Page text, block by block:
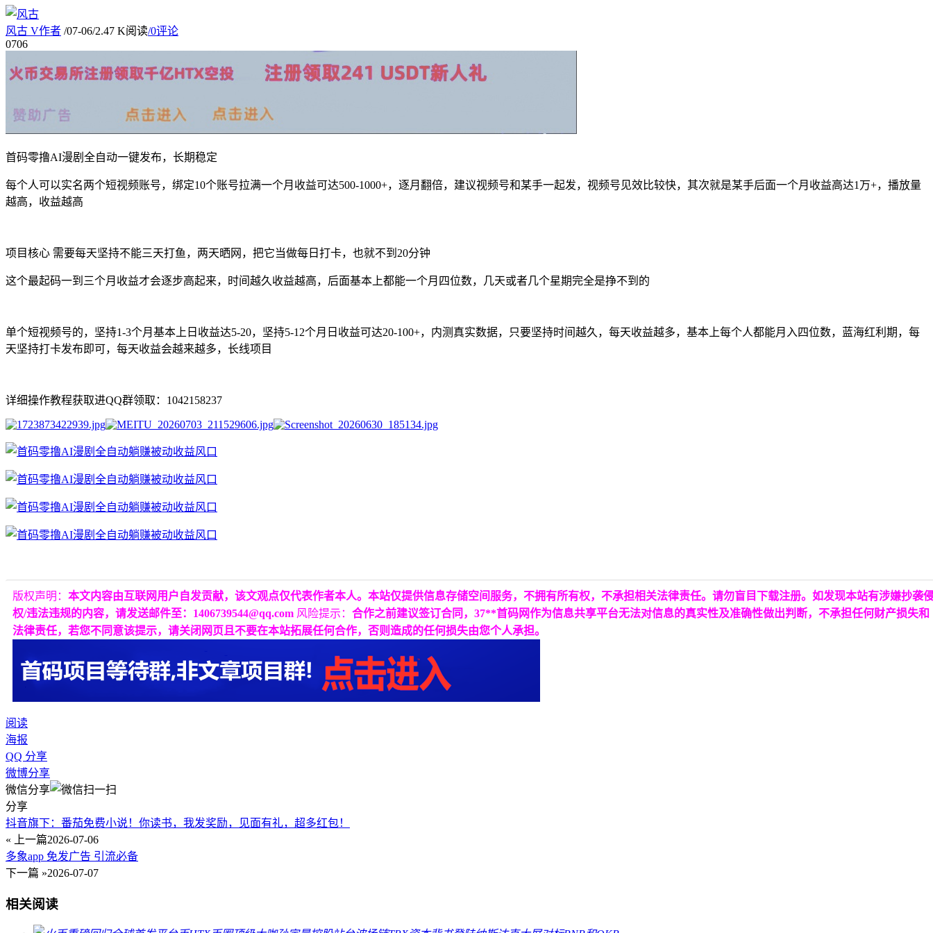
风古 V作者 /07-06/2.47 K阅读/0评论
0706
首码零撸AI漫剧全自动一键发布，长期稳定
每个人可以实名两个短视频账号，绑定10个账号拉满一个月收益可达500-1000+，逐月翻倍，建议视频号和某手一起发，视频号见效比较快，其次就是某手后面一个月收益高达1万+，播放量
越高，收益越高
项目核心 需要每天坚持不能三天打鱼，两天晒网，把它当做每日打卡，也就不到20分钟
这个最起码一到三个月收益才会逐步高起来，时间越久收益越高，后面基本上都能一个月四位数，几天或者几个星期完全是挣不到的
单个短视频号的，坚持1-3个月基本上日收益达5-20，坚持5-12个月日收益可达20-100+，内测真实数据，只要坚持时间越久，每天收益越多，基本上每个人都能月入四位数，蓝海红利期，每
天坚持打卡发布即可，每天收益会越来越多，长线项目
详细操作教程获取进QQ群领取：1042158237
版权声明： 本文内容由互联网用户自发贡献，该文观点仅代表作者本人。本站仅提供信息存储空间服务，不拥有所有权，不承担相关法律责任。请勿盲目下载注册。如发现本站有涉嫌抄袭
权/违法违规的内容，请发送邮件至：1406739544@qq.com 风险提示： 合作之前建议签订合同，37**首码网作为信息共享平台无法对信息的真实性及准确性做出判断，不承担任何财产损失和
法律责任，若您不同意该提示，请关闭网页且不要在本站拓展任何合作，否则造成的任何损失由您个人承担。
阅读
海报
QQ 分享
微博分享
微信分享
分享
抖音旗下：番茄免费小说！你读书，我发奖励，见面有礼，超多红包！
« 上一篇2026-07-06
多象app 免发广告 引流必备
下一篇 »2026-07-07
相关阅读